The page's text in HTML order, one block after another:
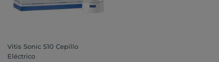
Vitis Sonic S10 Cepillo
Eléctrico